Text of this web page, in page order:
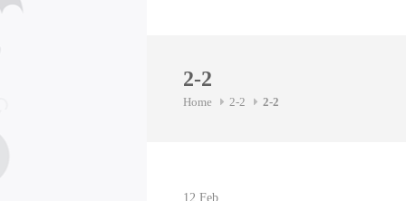
2-2
Home 2-2 2-2
12 Feb